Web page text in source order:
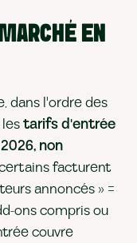
EN
dans l'ordre des
tarifs d'entrée
non
facturent
annoncés » =
ons compris ou
couvre